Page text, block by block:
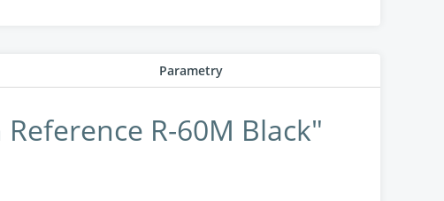
Parametry
R-60M Black"